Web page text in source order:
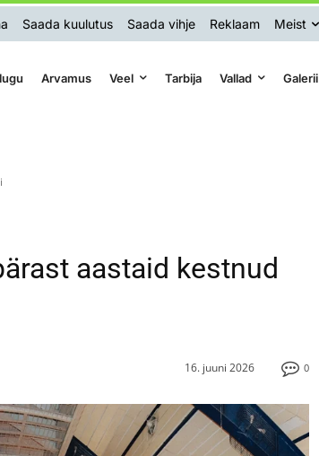
Saada kuulutus Saada vihje Reklaam Meist
Arvamus Veel Tarbija Vallad Galerii
aastaid kestnud
0
16. juuni 2026